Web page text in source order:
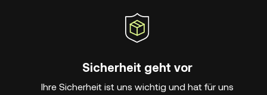
Sicherheit geht vor
Ihre Sicherheit ist uns wichtig und hat für uns